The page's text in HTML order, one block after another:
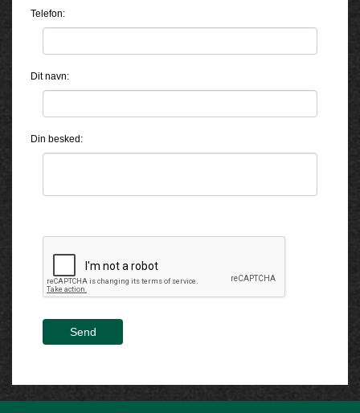
Telefon:
Dit navn:
Din besked:
Send